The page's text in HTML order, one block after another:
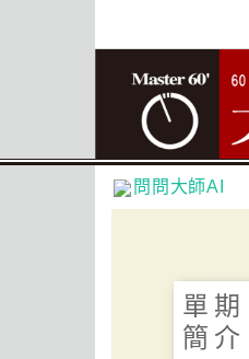
問問大師AI
單期
簡介